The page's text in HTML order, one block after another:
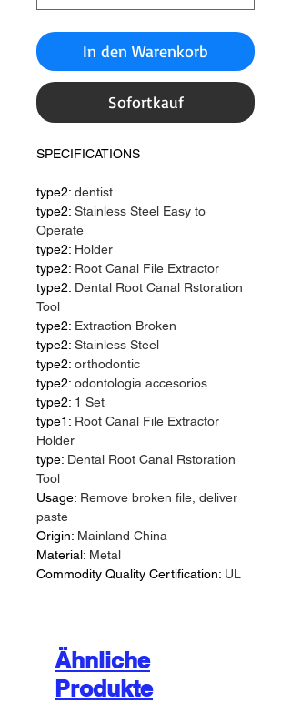
In den Warenkorb
Sofortkauf
SPECIFICATIONS
type2: dentist
type2: Stainless Steel Easy to
Operate
type2: Holder
type2: Root Canal File Extractor
type2: Dental Root Canal Rstoration
Tool
type2: Extraction Broken
type2: Stainless Steel
type2: orthodontic
type2: odontologia accesorios
type2: 1 Set
type1: Root Canal File Extractor
Holder
type: Dental Root Canal Rstoration
Tool
Usage: Remove broken file, deliver
paste
Origin: Mainland China
Material: Metal
Commodity Quality Certification: UL
Ähnliche
Produkte